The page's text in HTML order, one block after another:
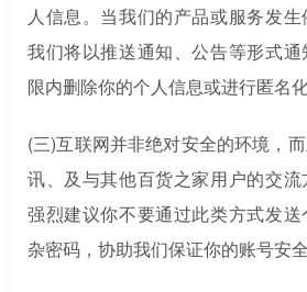
人信息。当我们的产品或服务发生
我们将以推送通知、公告等形式
限内删除你的个人信息或进行匿名化
(三)互联网并非绝对安全的环境，
讯、及与其他百货之家用户的交
强烈建议你不要通过此类方式发
杂密码，协助我们保证你的账号安全